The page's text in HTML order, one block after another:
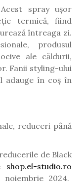
spray ușor
termică, fiind
întreaga zi.
produsul
ale căldurii,
Fanii styling-ului
adauge în coș în
reduceri până
de Black
shop.el-studio.ro
2024.